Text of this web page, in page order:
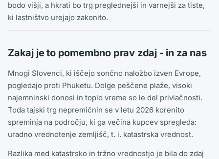
bodo višji, a hkrati bo trg preglednejši in varnejši za tiste,
ki lastništvo urejajo zakonito.
Zakaj je to pomembno prav zdaj - in za nas
Mnogi Slovenci, ki iščejo sončno naložbo izven Evrope,
pogledajo proti Phuketu. Dolge peščene plaže, visoki
najemninski donosi in toplo vreme so le del privlačnosti.
Toda tajski trg nepremičnin se v letu 2026 korenito
spreminja na področju, ki ga večina kupcev spregleda:
uradno vrednotenje zemljišč, t. i. katastrska vrednost.
Razlika med katastrsko in tržno vrednostjo je bila do zdaj